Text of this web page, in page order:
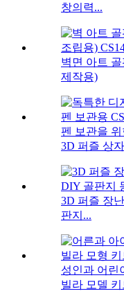
창의력...
벽면 아트
제작용)
펜 보관을
3D 퍼즐 상
3D 퍼즐 장
판지...
성인과 어린
빌라 모델 키